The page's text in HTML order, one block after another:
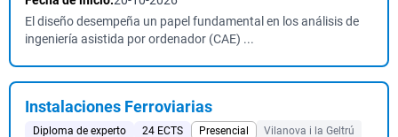
El diseño desempeña un papel fundamental en los análisis de
ingeniería asistida por ordenador (CAE) ...
Instalaciones Ferroviarias
Diploma de experto 24 ECTS Presencial
Vilanova i la Geltrú